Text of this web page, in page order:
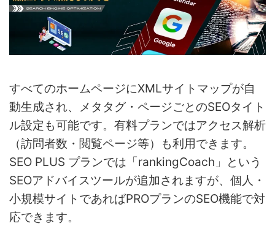
すべてのホームページにXMLサイトマップが自
動生成され、メタタグ・ページごとのSEOタイト
ル設定も可能です。有料プランではアクセス解析
（訪問者数・閲覧ページ等）も利用できます。
SEO PLUS プランでは「rankingCoach」という
SEOアドバイスツールが追加されますが、個人・
小規模サイトであればPROプランのSEO機能で対
応できます。